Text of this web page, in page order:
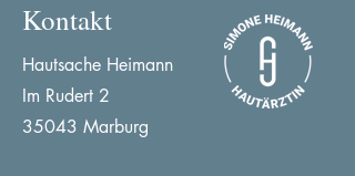
Kontakt
Hautsache Heimann
Im Rudert 2
35043 Marburg